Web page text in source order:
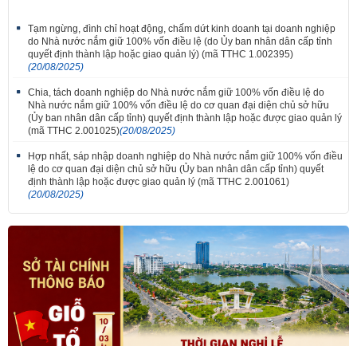
Tạm ngừng, đình chỉ hoạt động, chấm dứt kinh doanh tại doanh nghiệp
do Nhà nước nắm giữ 100% vốn điều lệ (do Ủy ban nhân dân cấp tỉnh
quyết định thành lập hoặc giao quản lý) (mã TTHC 1.002395)
(20/08/2025)
Chia, tách doanh nghiệp do Nhà nước nắm giữ 100% vốn điều lệ do
Nhà nước nắm giữ 100% vốn điều lệ do cơ quan đại diện chủ sở hữu
(Ủy ban nhân dân cấp tỉnh) quyết định thành lập hoặc được giao quản lý
(mã TTHC 2.001025)(20/08/2025)
Hợp nhất, sáp nhập doanh nghiệp do Nhà nước nắm giữ 100% vốn điều
lệ do cơ quan đại diện chủ sở hữu (Ủy ban nhân dân cấp tỉnh) quyết
định thành lập hoặc được giao quản lý (mã TTHC 2.001061)
(20/08/2025)